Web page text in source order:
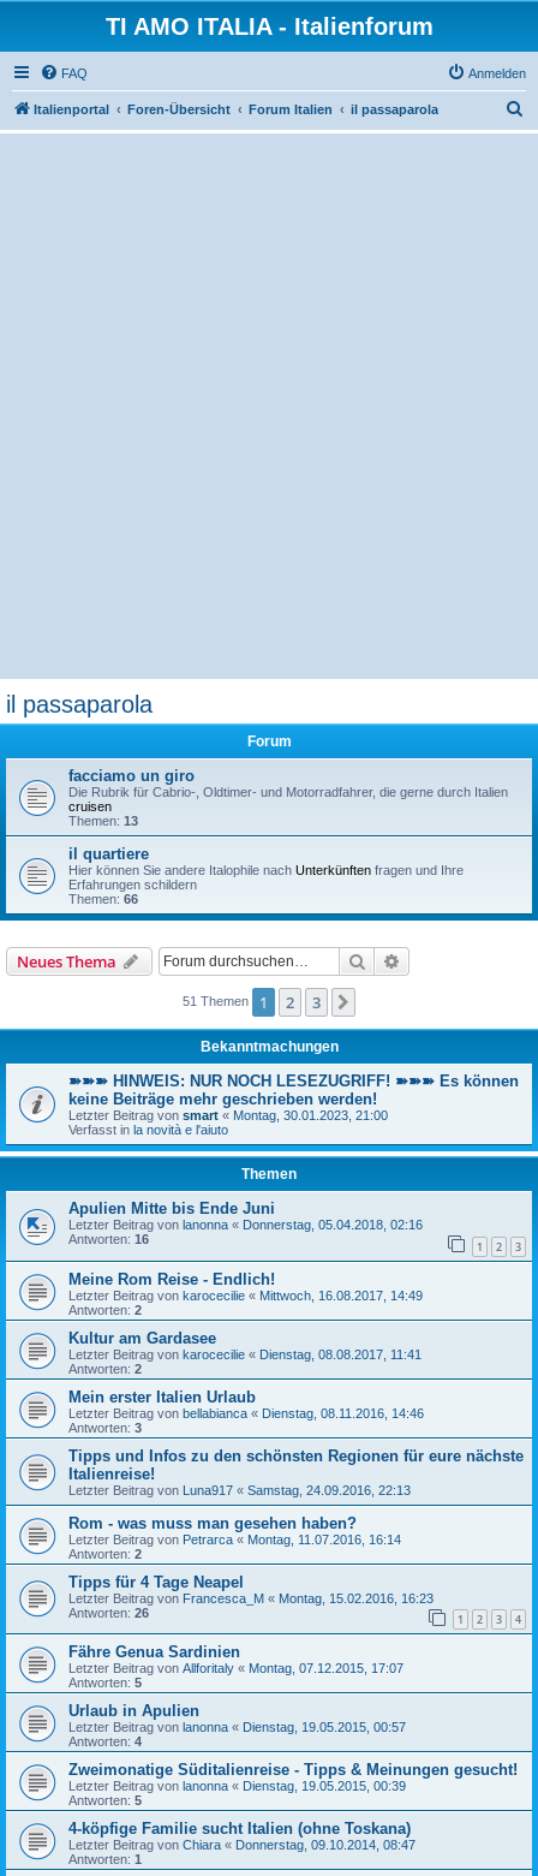
TI AMO ITALIA - Italienforum
FAQ Anmelden
Italienportal Foren-Übersicht Forum Italien il passaparola
u
il passaparola
Forum
facciamo un giro
Die Rubrik für Cabrio-, Oldtimer- und Motorradfahrer, die gerne durch Italien
cruisen
Themen: 13
il quartiere
Hier können Sie andere Italophile nach Unterkünften fragen und Ihre
Erfahrungen schildern
Themen: 66
Neues Thema Suche
51 Themen 1 2 3
Bekanntmachungen
➽➽➽ HINWEIS: NUR NOCH LESEZUGRIFF! ➽➽➽ Es können
keine Beiträge mehr geschrieben werden!
Letzter Beitrag von smart « Montag, 30.01.2023, 21:00
Verfasst in la novità e l'aiuto
Themen
Apulien Mitte bis Ende Juni
Letzter Beitrag von lanonna « Donnerstag, 05.04.2018, 02:16
Antworten: 16 1 2 3
Meine Rom Reise - Endlich!
Letzter Beitrag von karocecilie « Mittwoch, 16.08.2017, 14:49
Antworten: 2
Kultur am Gardasee
Letzter Beitrag von karocecilie « Dienstag, 08.08.2017, 11:41
Antworten: 2
Mein erster Italien Urlaub
Letzter Beitrag von bellabianca « Dienstag, 08.11.2016, 14:46
Antworten: 3
Tipps und Infos zu den schönsten Regionen für eure nächste
Italienreise!
Letzter Beitrag von Luna917 « Samstag, 24.09.2016, 22:13
Rom - was muss man gesehen haben?
Letzter Beitrag von Petrarca « Montag, 11.07.2016, 16:14
Antworten: 2
Tipps für 4 Tage Neapel
Letzter Beitrag von Francesca_M « Montag, 15.02.2016, 16:23
Antworten: 26 1 2 3 4
Fähre Genua Sardinien
Letzter Beitrag von Allforitaly « Montag, 07.12.2015, 17:07
Antworten: 5
Urlaub in Apulien
Letzter Beitrag von lanonna « Dienstag, 19.05.2015, 00:57
Antworten: 4
Zweimonatige Süditalienreise - Tipps & Meinungen gesucht!
Letzter Beitrag von lanonna « Dienstag, 19.05.2015, 00:39
Antworten: 5
4-köpfige Familie sucht Italien (ohne Toskana)
Letzter Beitrag von Chiara « Donnerstag, 09.10.2014, 08:47
Antworten: 1